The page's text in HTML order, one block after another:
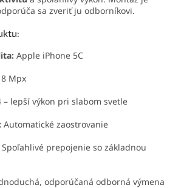
sa zveriť ju odborníkovi.
Apple iPhone 5C
8 Mpx
– lepší výkon pri slabom svetle
Automatické zaostrovanie
Spoľahlivé prepojenie so základnou
odporúčaná odborná výmena